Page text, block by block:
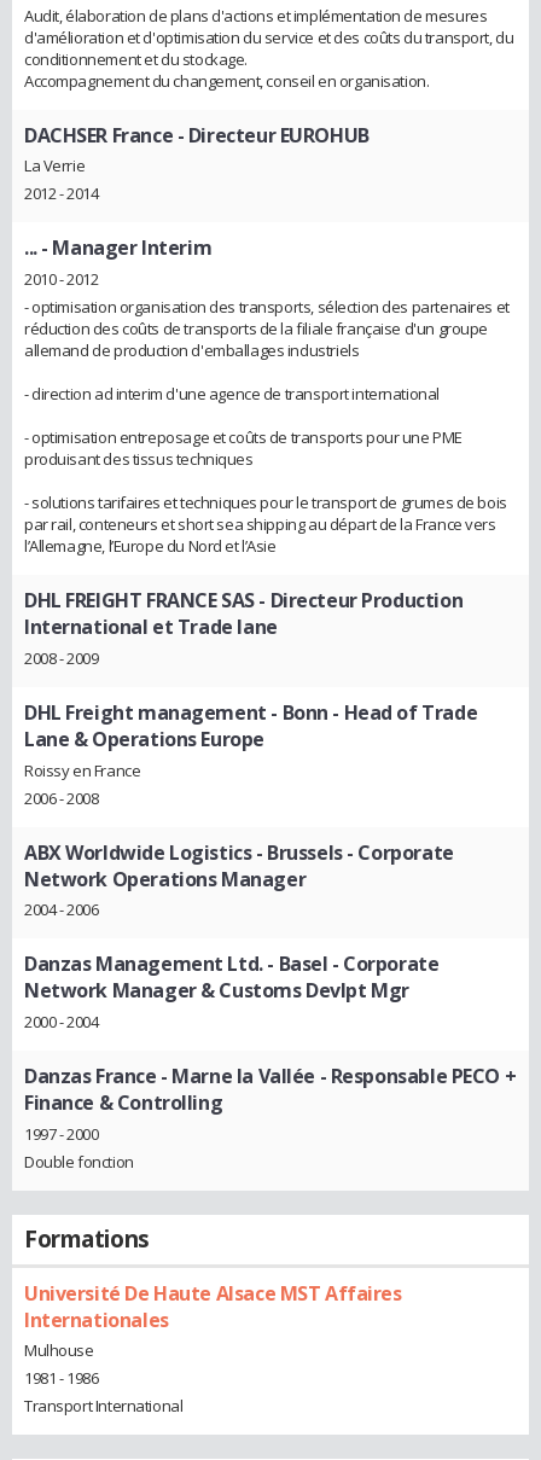
Audit, élaboration de plans d'actions et implémentation de mesures
d'amélioration et d'optimisation du service et des coûts du transport, du
conditionnement et du stockage.
Accompagnement du changement, conseil en organisation.
DACHSER France - Directeur EUROHUB
La Verrie
2012 - 2014
...- Manager Interim
2010 - 2012
- optimisation organisation des transports, sélection des partenaires et
réduction des coûts de transports de la filiale française d'un groupe
allemand de production d'emballages industriels
- direction ad interim d'une agence de transport international
- optimisation entreposage et coûts de transports pour une PME
produisant des tissus techniques
- solutions tarifaires et techniques pour le transport de grumes de bois
par rail, conteneurs et short sea shipping au départ de la France vers
l’Allemagne, l’Europe du Nord et l’Asie
DHL FREIGHT FRANCE SAS- Directeur Production
International et Trade lane
2008 - 2009
DHL Freight management - Bonn - Head of Trade
Lane & Operations Europe
Roissy en France
2006 - 2008
ABX Worldwide Logistics - Brussels- Corporate
Network Operations Manager
2004 - 2006
Danzas Management Ltd. - Basel - Corporate
Network Manager & Customs Devlpt Mgr
2000 - 2004
Danzas France - Marne la Vallée - Responsable PECO +
Finance & Controlling
1997 - 2000
Double fonction
Formations
Université De Haute Alsace MST Affaires
Internationales
Mulhouse
1981 - 1986
Transport International